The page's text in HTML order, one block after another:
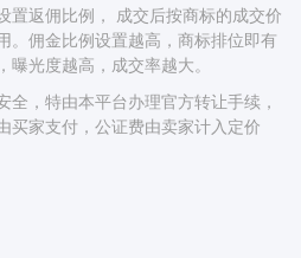
置返佣比例， 成交后按商标的成交价
。佣金比例设置越高，商标排位即有
曝光度越高，成交率越大。
全，特由本平台办理官方转让手续，
买家支付，公证费由卖家计入定价